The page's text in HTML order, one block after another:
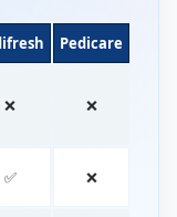
Pedicare
❌ ❌
✅ ❌